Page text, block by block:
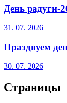
День радуги-
31. 07. 2026
Празднуем
30. 07. 2026
Страницы